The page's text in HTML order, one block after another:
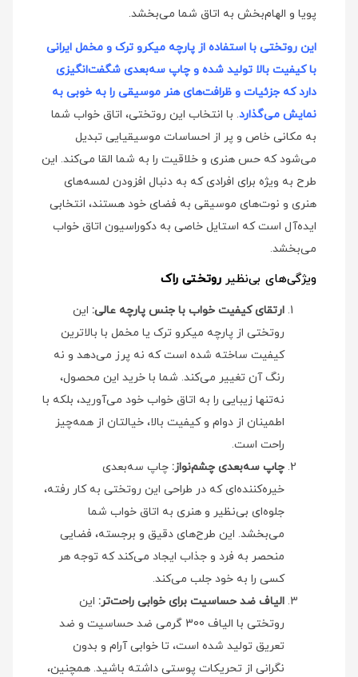
پویا و الهام‌بخش به اتاق شما می‌بخشد.
این روتختی با استفاده از پارچه میکرو ترک و مخمل ایرانی
با کیفیت بالا تولید شده و چاپ سه‌بعدی شگفت‌انگیزی
دارد که جزئیات و ظرافت‌های هنر موسیقی را به خوبی به
نمایش می‌گذارد. با انتخاب این روتختی، اتاق خواب شما
به مکانی خاص و پر از احساسات موسیقیایی تبدیل
می‌شود که حس هنری و خلاقیت را به شما القا می‌کند. این
طرح به ویژه برای افرادی که به دنبال افزودن لمسه‌های
هنری و نوت‌های موسیقی به فضای خود هستند، انتخابی
ایده‌آل است که استایل خاصی به دکوراسیون اتاق خواب
می‌بخشد.
ویژگی‌های بی‌نظیر روتختی راک
ارتقای کیفیت خواب با جنس پارچه عالی: این
روتختی از پارچه میکرو ترک یا مخمل با بالاترین
کیفیت ساخته شده است که نه پرز می‌دهد و نه
رنگ آن تغییر می‌کند. شما با خرید این محصول،
نه‌تنها زیبایی را به اتاق خواب خود می‌آورید، بلکه با
اطمینان از دوام و کیفیت بالا، خیالتان از همه‌چیز
راحت است.
چاپ سه‌بعدی چشم‌نواز: چاپ سه‌بعدی
خیره‌کننده‌ای که در طراحی این روتختی به کار رفته،
جلوه‌ای بی‌نظیر و هنری به اتاق خواب شما
می‌بخشد. این طرح‌های دقیق و برجسته، فضایی
منحصر به فرد و جذاب ایجاد می‌کند که توجه هر
کسی را به خود جلب می‌کند.
الیاف ضد حساسیت برای خوابی راحت‌تر: این
روتختی با الیاف 300 گرمی ضد حساسیت و ضد
تعریق تولید شده است، تا خوابی آرام و بدون
نگرانی از تحریکات پوستی داشته باشید. همچنین،